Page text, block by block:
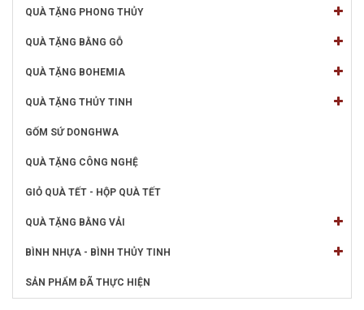
QUÀ TẶNG PHONG THỦY
QUÀ TẶNG BẰNG GỖ
QUÀ TẶNG BOHEMIA
QUÀ TẶNG THỦY TINH
GỐM SỨ DONGHWA
QUÀ TẶNG CÔNG NGHỆ
GIỎ QUÀ TẾT - HỘP QUÀ TẾT
QUÀ TẶNG BẰNG VẢI
BÌNH NHỰA - BÌNH THỦY TINH
SẢN PHẨM ĐÃ THỰC HIỆN